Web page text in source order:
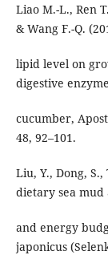
Liao M.-L., Ren
& Wang F.-Q.
lipid level on
digestive
cucumber,
48, 92–101.
Liu, Y., Dong, S.,
dietary sea
and energy
japonicus